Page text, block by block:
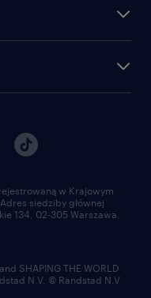
w Krajowym
siedziby głównej
134, 02-305 Warszawa.
SHAPING THE WORLD
N.V. © Randstad N.V